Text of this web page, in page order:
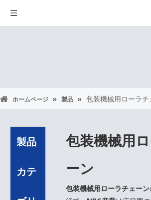
ホームページ » 製品 » 包装機械用ローラチ
製品
カテ
包装機械用
ーン
包装機械用ローラチェーン